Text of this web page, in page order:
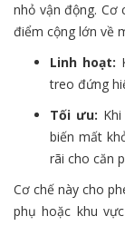
nhỏ vận động.
điểm cộng lớn về
Linh hoạt:
treo đứng
Tối ưu:
biến mất
rãi cho căn
Cơ chế này cho
phụ hoặc khu